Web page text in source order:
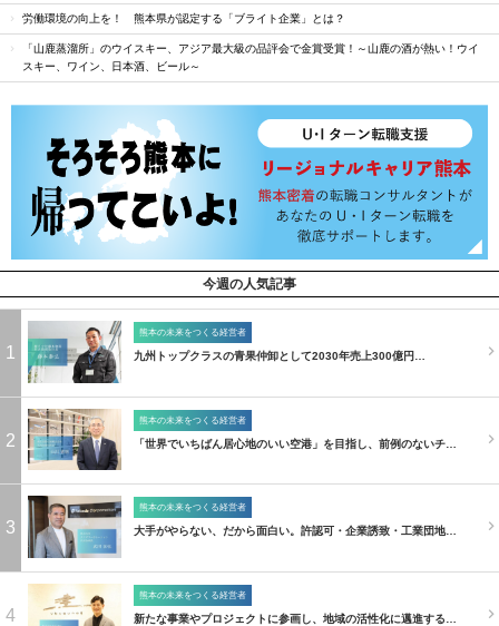
労働環境の向上を！ 熊本県が認定する「ブライト企業」とは？
「山鹿蒸溜所」のウイスキー、アジア最大級の品評会で金賞受賞！～山鹿の酒が熱い！ウイ
スキー、ワイン、日本酒、ビール～
今週の人気記事
1
熊本の未来をつくる経営者
九州トップクラスの青果仲卸として2030年売上300億円…
2
熊本の未来をつくる経営者
「世界でいちばん居心地のいい空港」を目指し、前例のないチ…
3
熊本の未来をつくる経営者
大手がやらない、だから面白い。許認可・企業誘致・工業団地…
4
熊本の未来をつくる経営者
新たな事業やプロジェクトに参画し、地域の活性化に邁進する…